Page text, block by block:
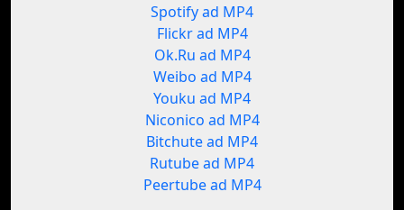
Spotify ad MP4
Flickr ad MP4
Ok.Ru ad MP4
Weibo ad MP4
Youku ad MP4
Niconico ad MP4
Bitchute ad MP4
Rutube ad MP4
Peertube ad MP4